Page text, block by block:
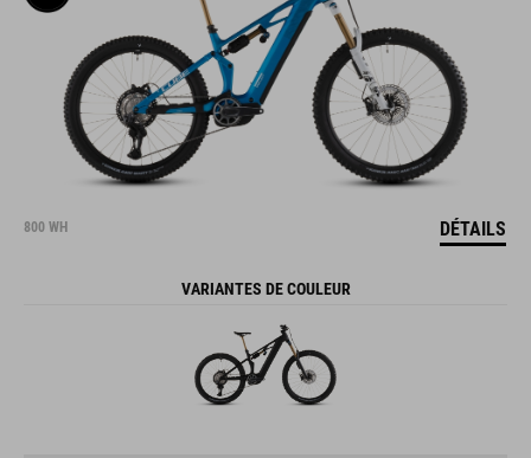
800 WH DÉTAILS
VARIANTES DE COULEUR